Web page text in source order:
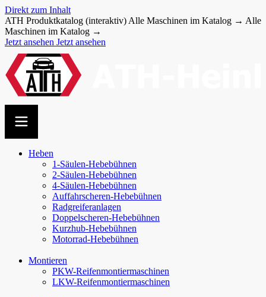
Direkt zum Inhalt
ATH Produktkatalog (interaktiv) Alle Maschinen im Katalog → Alle
Maschinen im Katalog →
Jetzt ansehen Jetzt ansehen
Heben
1-Säulen-Hebebühnen
2-Säulen-Hebebühnen
4-Säulen-Hebebühnen
Auffahr­scheren-​Hebebühnen
Radgreiferanlagen
Doppel­scheren-​Hebebühnen
Kurzhub-Hebebühnen
Motorrad-Hebebühnen
Montieren
PKW-Reifenmontiermaschinen
LKW-Reifenmontiermaschinen